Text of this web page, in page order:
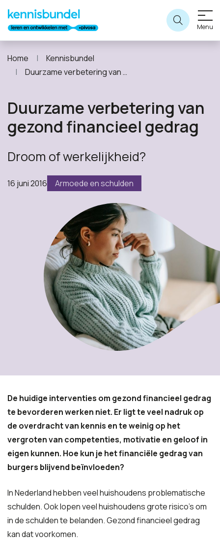
Menu
Home
Kennisbundel
Duurzame verbetering van gezond financieel gedrag
Duurzame verbetering van
gezond financieel gedrag
Droom of werkelijkheid?
16 juni 2016 Armoede en schulden
De huidige interventies om gezond financieel gedrag
te bevorderen werken niet. Er ligt te veel nadruk op
de overdracht van kennis en te weinig op het
vergroten van competenties, motivatie en geloof in
eigen kunnen. Hoe kun je het financiële gedrag van
burgers blijvend beïnvloeden?
In Nederland hebben veel huishoudens problematische
schulden. Ook lopen veel huishoudens grote risico’s om
in de schulden te belanden. Gezond financieel gedrag
kan dat voorkomen.